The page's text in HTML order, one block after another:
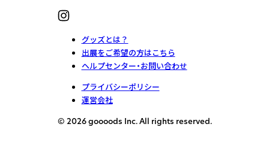
グッズとは？
出展をご希望の方はこちら
ヘルプセンター・お問い合わせ
プライバシーポリシー
運営会社
© 2026 goooods Inc. All rights reserved.